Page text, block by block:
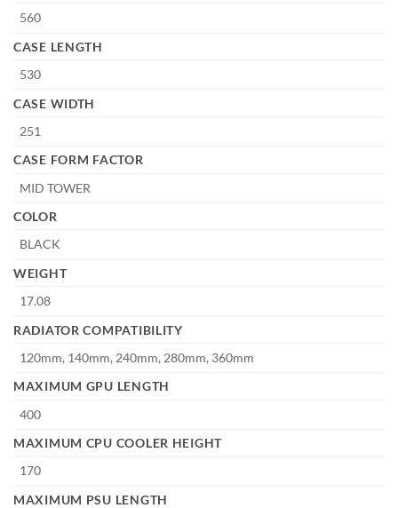
560
CASE LENGTH
530
CASE WIDTH
251
CASE FORM FACTOR
MID TOWER
COLOR
BLACK
WEIGHT
17.08
RADIATOR COMPATIBILITY
120mm, 140mm, 240mm, 280mm, 360mm
MAXIMUM GPU LENGTH
400
MAXIMUM CPU COOLER HEIGHT
170
MAXIMUM PSU LENGTH